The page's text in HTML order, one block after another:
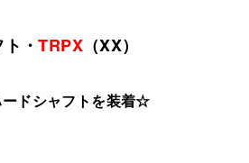
ト・TRPX （XX）
ドシャフトを装着☆